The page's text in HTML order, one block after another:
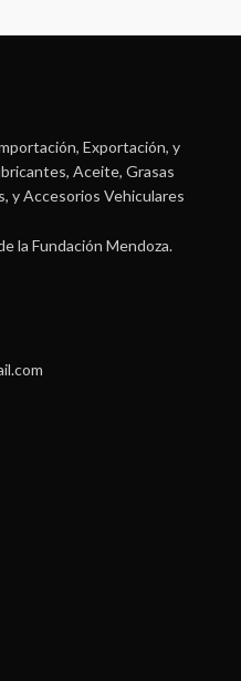
Exportación, y
Aceite, Grasas
y Accesorios Vehiculares
la Fundación Mendoza.